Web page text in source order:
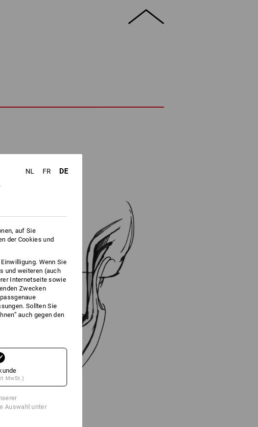
NL FR DE
auf Sie
der Cookies und
Wenn Sie
und weiteren (auch
Internetseite sowie
Zwecken
Sollten Sie
auch gegen den
MwSt.)
Auswahl unter